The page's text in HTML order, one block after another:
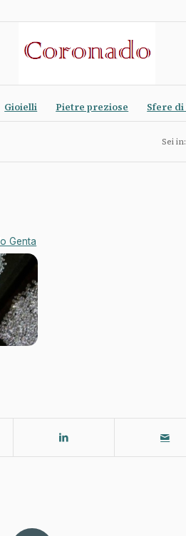
Gioielli Pietre preziose Sfere
Sei in:
Genta